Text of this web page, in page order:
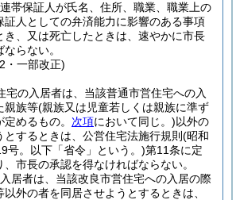
帯保証人が氏名、住所、職業、職業上の
証人としての弁済能力に影響のある事項
き、又は死亡したときは、速やかに市長
らない。
・一部改正)
宅の入居者は、当該普通市営住宅への入
親族等(親族又は児童若しくは親族に準ず
めるもの。 次項において同じ。)以外の
するときは、公営住宅法施行規則 (昭和
号。以下「省令」という。)第11条に定
市長の承認を得なければならない。
居者は、当該改良市営住宅への入居の際
外の者を同居させようとするときは、